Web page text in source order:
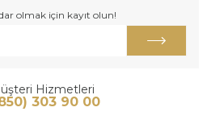
olmak için kayıt olun!
Hizmetleri
303 90 00